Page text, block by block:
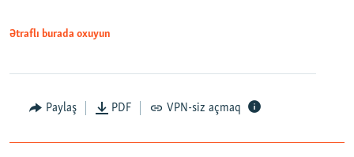
Ətraflı burada oxuyun
Paylaş PDF VPN-siz açmaq